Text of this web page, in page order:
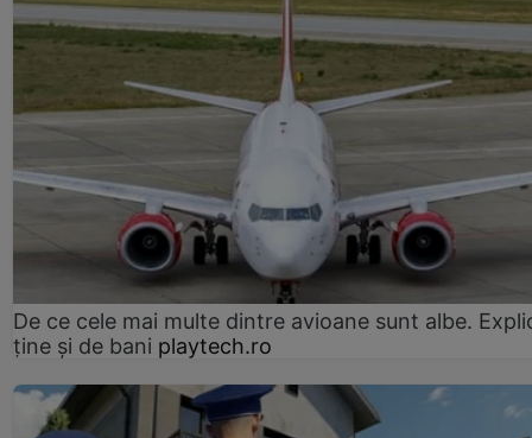
De ce cele mai multe dintre avioane sunt albe.
ține și de bani playtech.ro